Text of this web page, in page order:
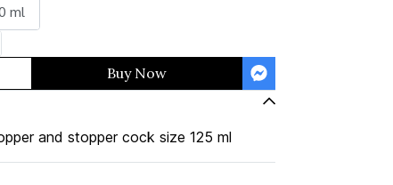
ml
Buy Now
and stopper cock size 125 ml